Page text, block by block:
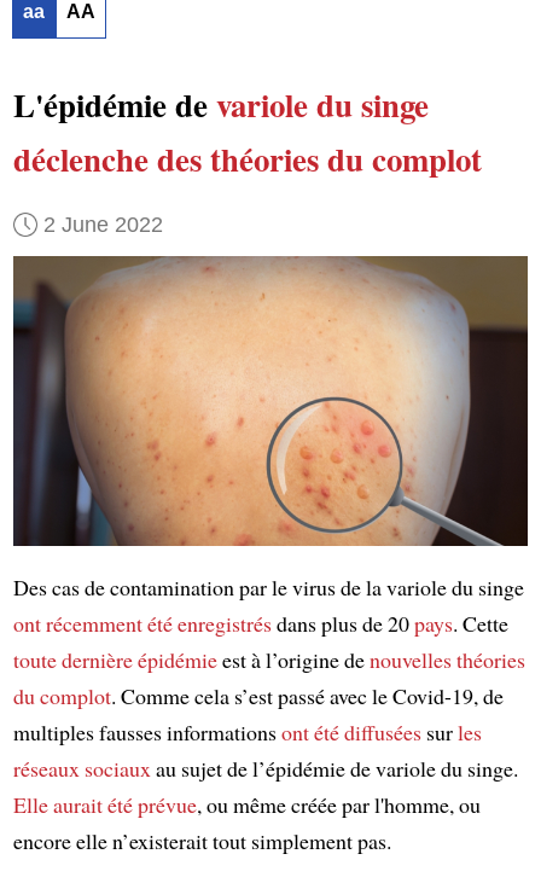
aa AA
L'épidémie devariole du singe
déclenchedes théories du complot
2 June 2022
Des cas de contamination par le virus de la variole du singe
ont récemment été enregistrésdans plus de 20pays. Cette
toute dernière épidémieest à l’origine denouvelles théories
du complot. Comme cela s’est passé avec le Covid-19, de
multiples fausses informationsont été diffuséessurles
réseaux sociaux au sujet de l’épidémie de variole du singe.
Elle aurait été prévue, ou même créée par l'homme, ou
encore elle n’existerait tout simplement pas.